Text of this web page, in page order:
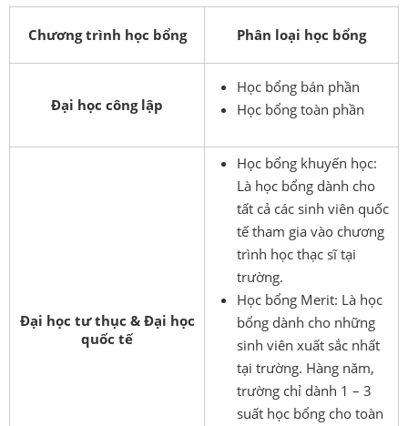
Chương trình học bổng Phân loại học bổng
Đại học công lập
Học bổng bán phần
Học bổng toàn phần
Đại học tư thục & Đại học
quốc tế
Học bổng khuyến học:
Là học bổng dành cho
tất cả các sinh viên quốc
tế tham gia vào chương
trình học thạc sĩ tại
trường.
Học bổng Merit: Là học
bổng dành cho những
sinh viên xuất sắc nhất
tại trường. Hàng năm,
trường chỉ dành 1 – 3
suất học bổng cho toàn